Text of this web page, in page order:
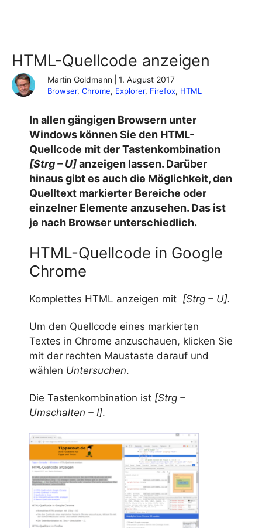
HTML-Quellcode anzeigen
Martin Goldmann 1. August 2017
Browser, Chrome, Explorer, Firefox, HTML
In allen gängigen Browsern unter
Windows können Sie den HTML-
Quellcode mit der Tastenkombination
[Strg – U]anzeigen lassen. Darüber
hinaus gibt es auch die Möglichkeit, den
Quelltext markierter Bereiche oder
einzelner Elemente anzusehen. Das ist
je nach Browser unterschiedlich.
HTML-Quellcode in Google
Chrome
Komplettes HTML anzeigen mit [Strg – U].
Um den Quellcode eines markierten
Textes in Chrome anzuschauen, klicken Sie
mit der rechten Maustaste darauf und
wählen Untersuchen.
Die Tastenkombination ist [Strg –
Umschalten – I].